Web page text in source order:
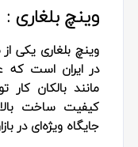
وینچ بلغاری :
وینچ بلغاری یکی
در ایران است که
مانند بالکان‌
کیفیت ساخت
جایگاه ویژه‌ای در